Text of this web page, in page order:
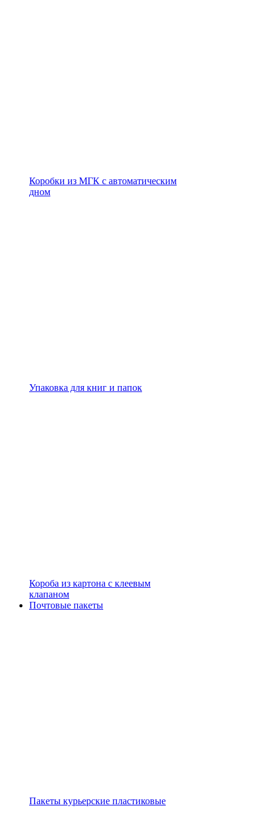
Коробки из МГК с автоматическим
дном
Упаковка для книг и папок
Короба из картона с клеевым
клапаном
Почтовые пакеты
Пакеты курьерские пластиковые